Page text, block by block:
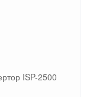
ISP-2500